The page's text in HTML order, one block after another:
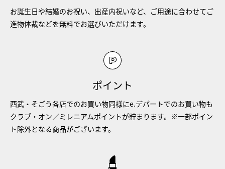
お誕生日や結婚のお祝い、出産内祝いなど、ご用途に合わせてご
進物体裁などを無料でお選びいただけます。
ポイント
西武・そごう各店でのお買い物同様にe.デパートでのお買い物も
クラブ・オン／ミレニアムポイントが貯まります。※一部ポイン
ト除外となる商品がございます。